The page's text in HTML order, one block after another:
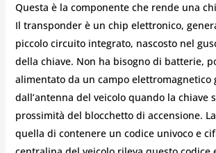
Questa è la componente che rende una
Il transponder è un chip elettronico,
piccolo circuito integrato, nascosto nel
della chiave. Non ha bisogno di batterie,
alimentato da un campo elettromagnetico
dall’antenna del veicolo quando la chiave
prossimità del blocchetto di accensione.
quella di contenere un codice univoco e